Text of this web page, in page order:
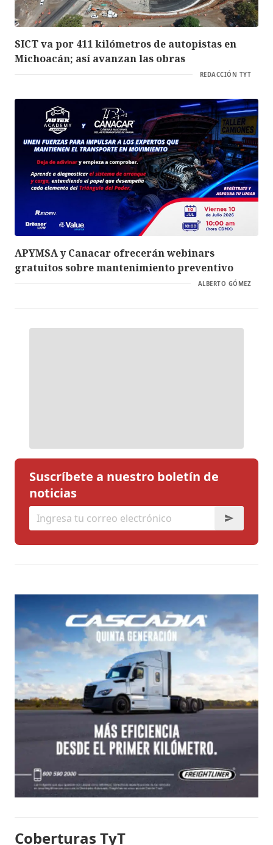
SICT va por 411 kilómetros de autopistas en
Michoacán; así avanzan las obras
REDACCIÓN TYT
APYMSA y Canacar ofrecerán webinars
gratuitos sobre mantenimiento preventivo
ALBERTO GÓMEZ
Suscríbete a nuestro boletín de
noticias
Coberturas TyT